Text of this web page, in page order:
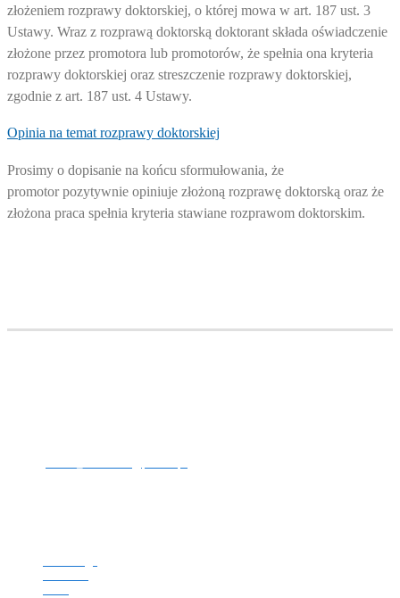
złożeniem rozprawy doktorskiej, o której mowa w art. 187 ust. 3
Ustawy. Wraz z rozprawą doktorską doktorant składa oświadczenie
złożone przez promotora lub promotorów, że spełnia ona kryteria
rozprawy doktorskiej oraz streszczenie rozprawy doktorskiej,
zgodnie z art. 187 ust. 4 Ustawy.
Opinia na temat rozprawy doktorskiej
Prosimy o dopisanie na końcu sformułowania, że
promotor pozytywnie opiniuje złożoną rozprawę doktorską oraz że
złożona praca spełnia kryteria stawiane rozprawom doktorskim.